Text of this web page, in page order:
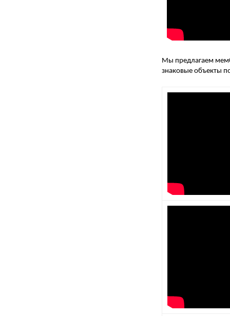
Мы предлагаем
знаковые объекты